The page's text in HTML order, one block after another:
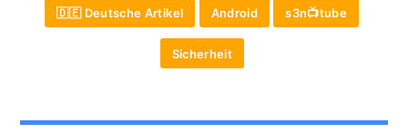
🇩🇪 Deutsche Artikel Android s3n📺tube
Sicherheit